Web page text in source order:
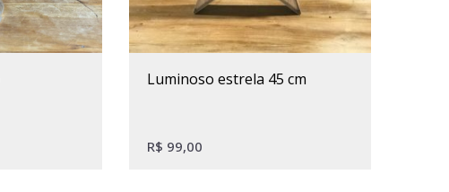
luminoso estrela 45 cm
R$ 99,00